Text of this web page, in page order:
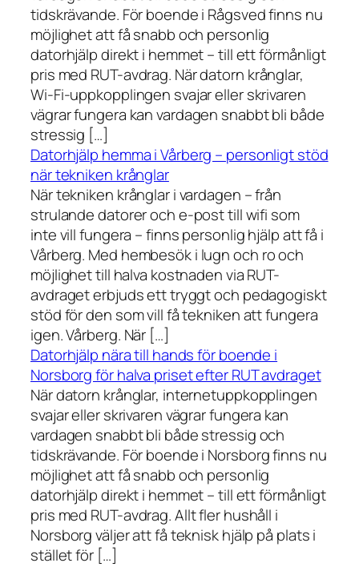
tidskrävande. För boende i Rågsved finns nu
möjlighet att få snabb och personlig
datorhjälp direkt i hemmet – till ett förmånligt
pris med RUT-avdrag. När datorn krånglar,
Wi-Fi-uppkopplingen svajar eller skrivaren
vägrar fungera kan vardagen snabbt bli både
stressig […]
Datorhjälp hemma i Vårberg – personligt stöd
när tekniken krånglar
När tekniken krånglar i vardagen – från
strulande datorer och e-post till wifi som
inte vill fungera – finns personlig hjälp att få i
Vårberg. Med hembesök i lugn och ro och
möjlighet till halva kostnaden via RUT-
avdraget erbjuds ett tryggt och pedagogiskt
stöd för den som vill få tekniken att fungera
igen. Vårberg. När […]
Datorhjälp nära till hands för boende i
Norsborg för halva priset efter RUT avdraget
När datorn krånglar, internetuppkopplingen
svajar eller skrivaren vägrar fungera kan
vardagen snabbt bli både stressig och
tidskrävande. För boende i Norsborg finns nu
möjlighet att få snabb och personlig
datorhjälp direkt i hemmet – till ett förmånligt
pris med RUT-avdrag. Allt fler hushåll i
Norsborg väljer att få teknisk hjälp på plats i
stället för […]